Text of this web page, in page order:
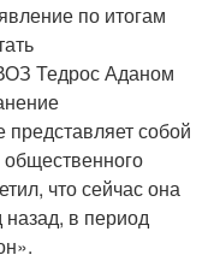
по итогам
Тедрос Аданом
собой
что сейчас она
в период